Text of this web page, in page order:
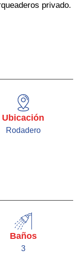
privado.
Ubicación
Rodadero
Baños
3